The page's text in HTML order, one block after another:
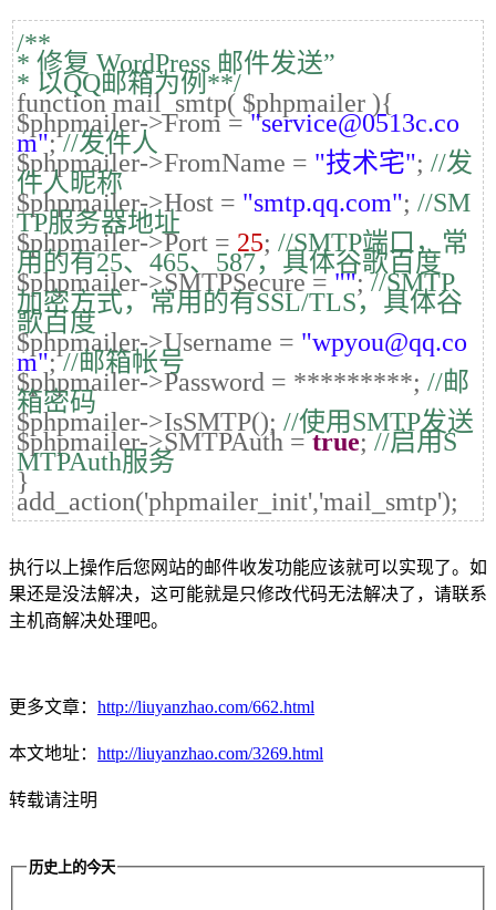
/**
* 修复 WordPress 邮件发送”
* 以QQ邮箱为例**/
function mail_smtp( $phpmailer ){
$phpmailer->From ="service@0513c.co
m";//发件人
$phpmailer->FromName = "技术宅"; //发
件人昵称
$phpmailer->Host = "smtp.qq.com"; //SM
TP服务器地址
$phpmailer->Port = 25; //SMTP端口，常
用的有25、465、587，具体谷歌百度
$phpmailer->SMTPSecure = "";//SMTP
加密方式，常用的有SSL/TLS，具体谷
歌百度
$phpmailer->Username = "wpyou@qq.co
m";//邮箱帐号
$phpmailer->Password = *********; //邮
箱密码
$phpmailer->IsSMTP(); //使用SMTP发送
$phpmailer->SMTPAuth =true; //启用S
MTPAuth服务
}
add_action('phpmailer_init','mail_smtp');
执行以上操作后您网站的邮件收发功能应该就可以实现了。如
果还是没法解决，这可能就是只修改代码无法解决了，请联系
主机商解决处理吧。
更多文章： http://liuyanzhao.com/662.html
本文地址： http://liuyanzhao.com/3269.html
转载请注明
历史上的今天